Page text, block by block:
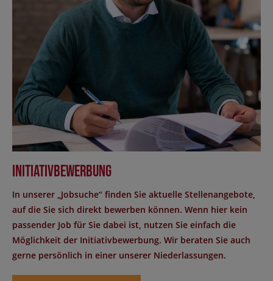
Initiativbewerbung
In unserer „Jobsuche“ finden Sie aktuelle Stellenangebote,
auf die Sie sich direkt bewerben können. Wenn hier kein
passender Job für Sie dabei ist, nutzen Sie einfach die
Möglichkeit der Initiativbewerbung. Wir beraten Sie auch
gerne persönlich in einer unserer Niederlassungen.